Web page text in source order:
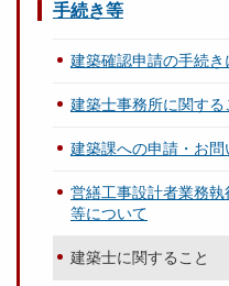
手続き等
建築確認申請の手続き
建築士事務所に関する
建築課への申請・お問
営繕工事設計者業務
等について
建築士に関すること